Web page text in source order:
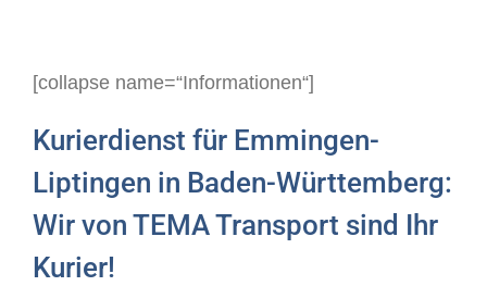
[collapse name=“Informationen“]
Kurierdienst für Emmingen-
Liptingen in Baden-Württemberg:
Wir von TEMA Transport sind Ihr
Kurier!